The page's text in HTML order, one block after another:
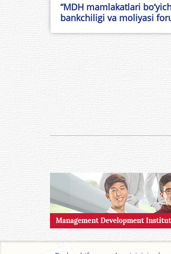
“MDH mamlakatlari
bankchiligi va moliyasi